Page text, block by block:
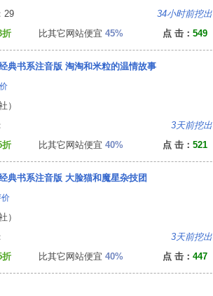
：29 34小时前挖出
折 比其它网站便宜 45% 点 击： 549
典书系注音版 淘淘和米粒的温情故事
）
数： 3天前挖出
折 比其它网站便宜 40% 点 击： 521
典书系注音版 大脸猫和魔星杂技团
价
）
数： 3天前挖出
折 比其它网站便宜 40% 点 击： 447